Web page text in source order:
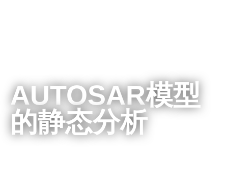
网络研讨会
For Companies
即将举行的活动
AUTOSAR模型
的静态分析